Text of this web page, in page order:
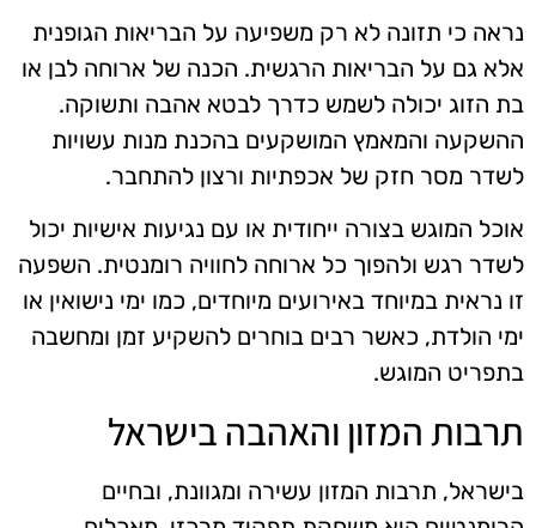
נראה כי תזונה לא רק משפיעה על הבריאות הגופנית
אלא גם על הבריאות הרגשית. הכנה של ארוחה לבן או
בת הזוג יכולה לשמש כדרך לבטא אהבה ותשוקה.
ההשקעה והמאמץ המושקעים בהכנת מנות עשויות
לשדר מסר חזק של אכפתיות ורצון להתחבר.
אוכל המוגש בצורה ייחודית או עם נגיעות אישיות יכול
לשדר רגש ולהפוך כל ארוחה לחוויה רומנטית. השפעה
זו נראית במיוחד באירועים מיוחדים, כמו ימי נישואין או
ימי הולדת, כאשר רבים בוחרים להשקיע זמן ומחשבה
בתפריט המוגש.
תרבות המזון והאהבה בישראל
בישראל, תרבות המזון עשירה ומגוונת, ובחיים